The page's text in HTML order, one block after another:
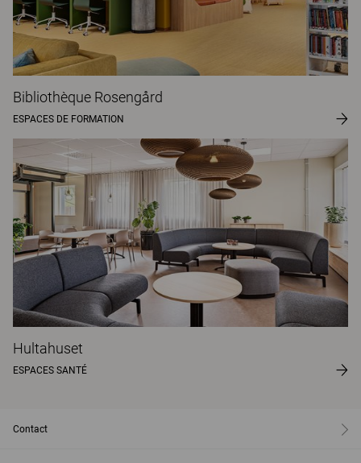
Bibliothèque Rosengård
ESPACES DE FORMATION
Hultahuset
ESPACES SANTÉ
Contact